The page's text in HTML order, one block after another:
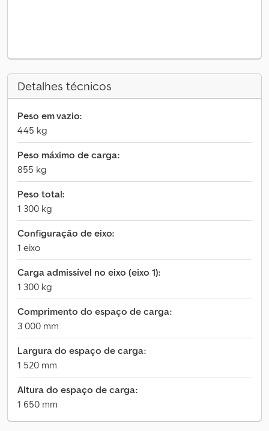
Detalhes técnicos
Peso em vazio:
445 kg
Peso máximo de carga:
855 kg
Peso total:
1 300 kg
Configuração de eixo:
1 eixo
Carga admissível no eixo (eixo 1):
1 300 kg
Comprimento do espaço de carga:
3 000 mm
Largura do espaço de carga:
1 520 mm
Altura do espaço de carga:
1 650 mm